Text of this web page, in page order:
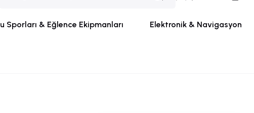
Sporları & Eğlence Ekipmanları Elektronik & Navigasyon